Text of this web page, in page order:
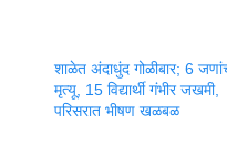
शाळेत अंदाधुंद गोळीबार; 6
मृत्यू, 15 विद्यार्थी गंभीर जखमी,
परिसरात भीषण खळबळ